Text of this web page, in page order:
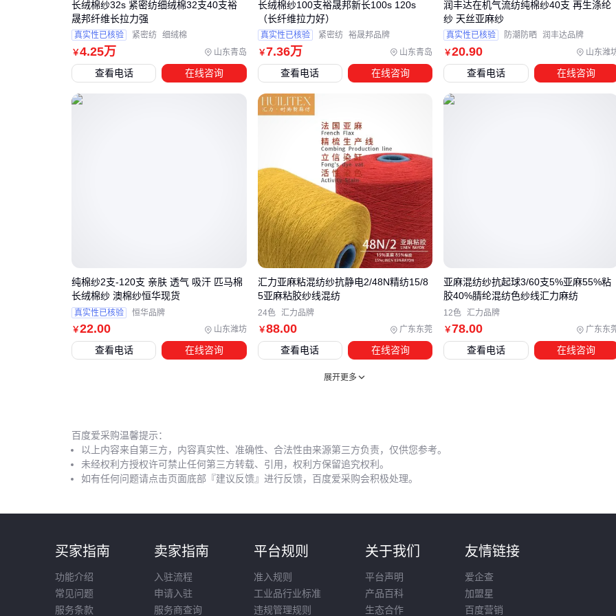
高的型号，既能保证缝纫强度又避免损伤面料。
对于小批量生产，可考虑多功能组合设备；而连续化生产则需
要专机配套，此时织布机润滑油
等耗材的长期供应稳定性比
单次采购成本更重要。
五、长纤亚麻使用中容易忽视哪些细节？
长纤亚麻的天然特性带来独特使用要求：
首次使用前建议用蒸汽熨斗
内应力
裁剪时选用防爆布剪刀
存储环境需保持通风干燥，相对湿度超过65%时建议使用除
湿设备
日常维护中，亚麻织机润滑油的定期更换周期应比普通纺织品
缩短，因麻纤维产生的粉尘更易影响润滑效果。选择水溶性配
方能兼顾清洁需求和环保要求。
若发现成品出现局部泛黄，可能是漂白工序残留物氧化所致，
此时印染助剂回收 系统能有效降低后续批次污染风险。
选择长纤亚麻实质是选择一套系统解决方案：从纤维参数匹配
￥4.25万 山东青岛
长绒棉纱32s 紧密纺细绒棉32支40支裕
晟邦纤维长拉力强
真实性已核验 紧密纺 细绒棉
查看电话 在线咨询
￥7.36万 山东青岛
长绒棉纱100支裕晟邦新长100s 120s
（长纤维拉力好）
真实性已核验 紧密纺 裕晟邦品牌
查看电话 在线咨询
￥20.90 山东潍
润丰达在机气流纺纯棉纱40支 再生涤纶
纱 天丝亚麻纱
真实性已核验 防潮防晒 润丰达品牌
查看电话 在线咨询
￥22.00 山东潍坊
纯棉纱2支-120支 亲肤 透气 吸汗 匹马棉
长绒棉纱 澳棉纱恒华现货
真实性已核验 恒华品牌
查看电话 在线咨询
￥88.00 广东东莞
汇力亚麻粘混纺纱抗静电2/48N精纺15/8
5亚麻粘胶纱线混纺
24色 汇力品牌
查看电话 在线咨询
￥78.00 广东东
亚麻混纺纱抗起球3/60支5%亚麻55%粘
胶40%腈纶混纺色纱线汇力麻纺
12色 汇力品牌
查看电话 在线咨询
展开更多
百度爱采购温馨提示：
以上内容来自第三方，内容真实性、准确性、合法性由来源第三方负责，仅供您参考。
未经权利方授权许可禁止任何第三方转载、引用，权利方保留追究权利。
如有任何问题请点击页面底部『建议反馈』进行反馈，百度爱采购会积极处理。
买家指南
功能介绍
常见问题
服务条款
卖家指南
入驻流程
申请入驻
服务商查询
平台规则
准入规则
工业品行业标准
违规管理规则
关于我们
平台声明
产品百科
生态合作
友情链接
爱企查
加盟星
百度营销